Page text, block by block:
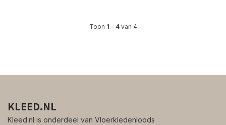
Toon 1 - 4van 4
KLEED.NL
Kleed.nl is onderdeel van Vloerkledenloods